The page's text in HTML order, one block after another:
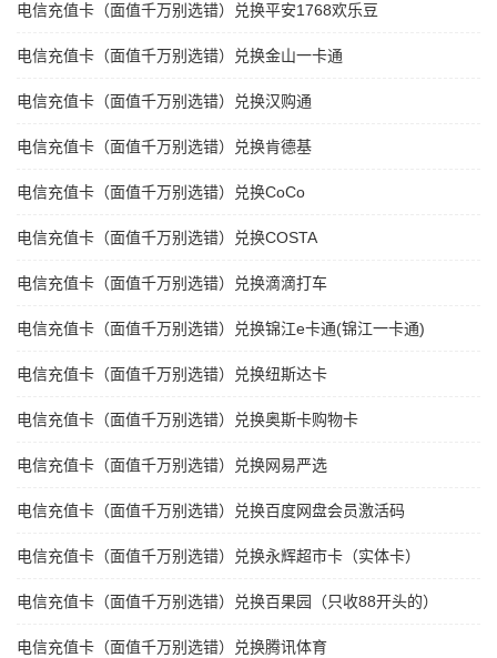
电信充值卡（面值千万别选错）兑换平安1768欢乐豆
电信充值卡（面值千万别选错）兑换金山一卡通
电信充值卡（面值千万别选错）兑换汉购通
电信充值卡（面值千万别选错）兑换肯德基
电信充值卡（面值千万别选错）兑换CoCo
电信充值卡（面值千万别选错）兑换COSTA
电信充值卡（面值千万别选错）兑换滴滴打车
电信充值卡（面值千万别选错）兑换锦江e卡通(锦江一卡通)
电信充值卡（面值千万别选错）兑换纽斯达卡
电信充值卡（面值千万别选错）兑换奥斯卡购物卡
电信充值卡（面值千万别选错）兑换网易严选
电信充值卡（面值千万别选错）兑换百度网盘会员激活码
电信充值卡（面值千万别选错）兑换永辉超市卡（实体卡）
电信充值卡（面值千万别选错）兑换百果园（只收88开头的）
电信充值卡（面值千万别选错）兑换腾讯体育